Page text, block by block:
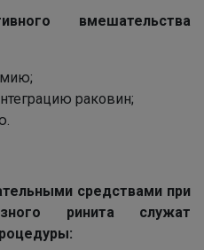
вмешательства
раковин;
средствами при
ринита служат